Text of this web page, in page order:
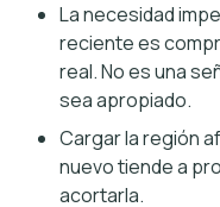
La necesidad
reciente es
real. No es una
sea apropiado.
Cargar la región
nuevo tiende a
acortarla.